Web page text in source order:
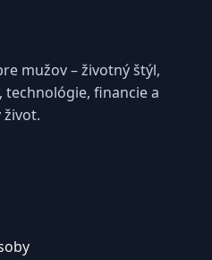
mužov – životný štýl,
technológie, financie a